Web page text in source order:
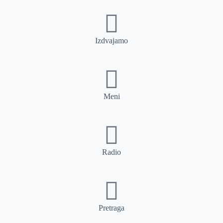
Izdvajamo
Meni
Radio
Pretraga